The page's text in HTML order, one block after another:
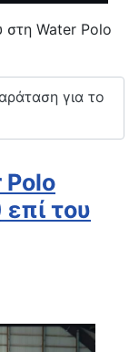
στη Water Polo
για το
Polo
του